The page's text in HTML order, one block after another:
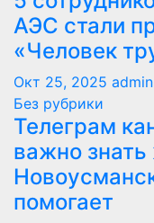
АЭС стали
«Человек
Окт 25, 2025 admin
Без рубрики
Телеграм
важно
помогает